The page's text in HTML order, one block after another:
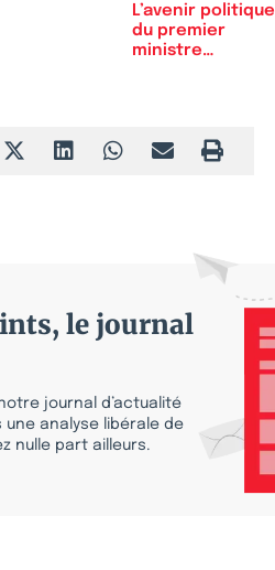
L’avenir politique
du premier
ministre
le journal
journal d’actualité
une analyse libérale de
nulle part ailleurs.